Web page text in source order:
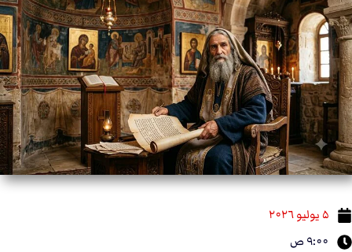
۵ يوليو ۲۰۲٦
۹:۰۰ ص